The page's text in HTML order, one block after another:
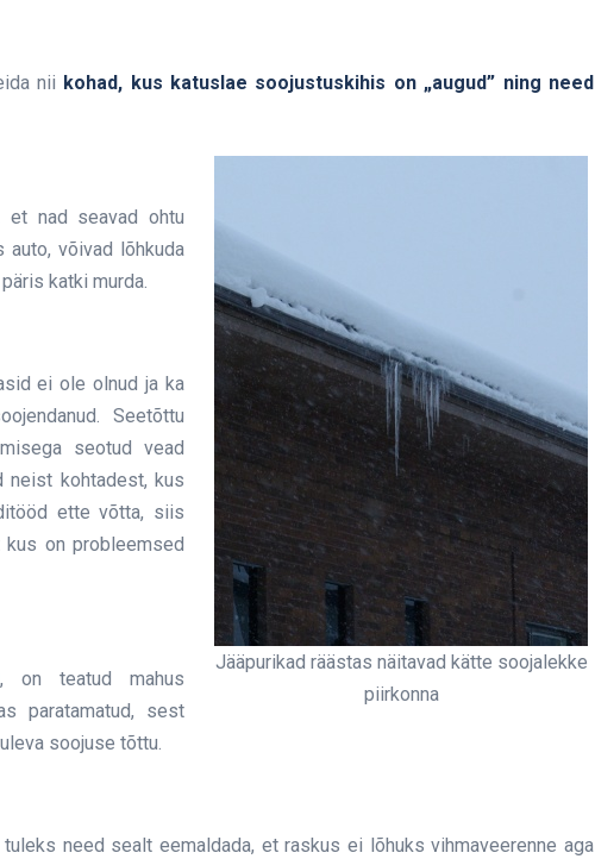
nii kohad, kus katuslae soojustuskihis on „augud” ning need
Jääpurikad räästas näitavad kätte soojalekke
piirkonna
et nad seavad ohtu
auto, võivad lõhkuda
katki murda.
ei ole olnud ja ka
Seetõttu
seotud vead
neist kohtadest, kus
ette võtta, siis
on probleemsed
on teatud mahus
paratamatud, sest
soojuse tõttu.
need sealt eemaldada, et raskus ei lõhuks vihmaveerenne aga